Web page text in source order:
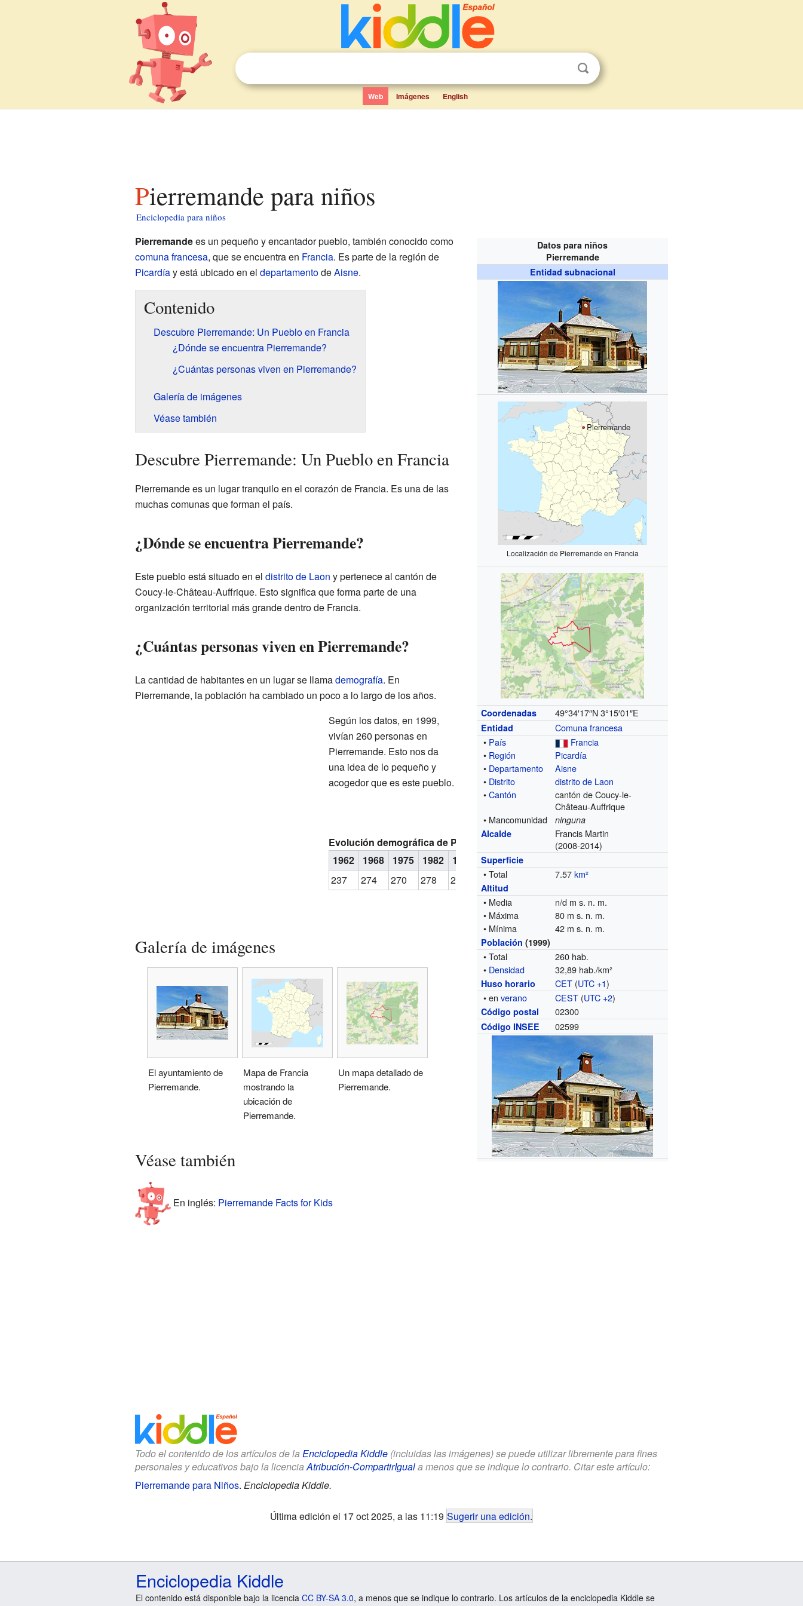
Web Imágenes English
Pierremande para niños
Enciclopedia para niños
Datos para niños
Pierremande
Entidad subnacional
Pierremande
Localización de Pierremande en Francia
Coordenadas 49°34′17″N 3°15′01″E
Entidad
Comuna francesa
• País
Francia
• Región
Picardía
• Departamento
Aisne
• Distrito
distrito de Laon
•Cantón
cantón de Coucy-le-
Château-Auffrique
• Mancomunidad
ninguna
Alcalde
Francis Martin
(2008-2014)
Superficie
• Total 7.57km²
Altitud
• Media
n/d m s. n. m.
• Máxima
80 m s. n. m.
• Mínima
42 m s. n. m.
Población (1999)
• Total
260 hab.
• Densidad 32,89 hab./km²
Huso horario CET (UTC +1)
• enverano CEST (UTC +2)
Código postal 02300
Código INSEE 02599
Pierremandees un pequeño y encantador pueblo, también conocido como
comuna francesa, que se encuentra en Francia. Es parte de la región de
Picardíay está ubicado en el departamentodeAisne.
Contenido
Descubre Pierremande: Un Pueblo en Francia
¿Dónde se encuentra Pierremande?
¿Cuántas personas viven en Pierremande?
Galería de imágenes
Véase también
Descubre Pierremande: Un Pueblo en Francia
Pierremande es un lugar tranquilo en el corazón de Francia. Es una de las
muchas comunas que forman el país.
¿Dónde se encuentra Pierremande?
Este pueblo está situado en el distrito de Laon y pertenece al cantón de
Coucy-le-Château-Auffrique. Esto significa que forma parte de una
organización territorial más grande dentro de Francia.
¿Cuántas personas viven en Pierremande?
La cantidad de habitantes en un lugar se llamademografía. En
Pierremande, la población ha cambiado un poco a lo largo de los años.
Según los datos, en 1999,
vivían 260 personas en
Pierremande. Esto nos da
una idea de lo pequeño y
acogedor que es este pueblo.
Evolución demográfica de Pierremande
1962
1968 1975 1982 1990
1999
237
274 270 278 261 260
Galería de imágenes
El ayuntamiento de
Pierremande.
Mapa de Francia
mostrando la
ubicación de
Pierremande.
Un mapa detallado de
Pierremande.
Véase también
En inglés: Pierremande Facts for Kids
Todo el contenido de los artículos de la Enciclopedia Kiddle(incluidas las imágenes) se puede utilizar libremente para fines
personales y educativos bajo la licencia Atribución-CompartirIguala menos que se indique lo contrario. Citar este artículo:
Pierremande para Niños. Enciclopedia Kiddle.
Última edición el 17 oct 2025, a las 11:19 Sugerir una edición.
Enciclopedia Kiddle
El contenido está disponible bajo la licencia CC BY-SA 3.0, a menos que se indique lo contrario. Los artículos de la enciclopedia Kiddle se